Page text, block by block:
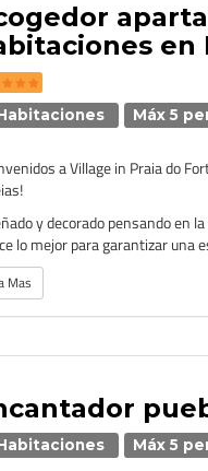
en
Máx 5
a Village in Praia do
y decorado pensando en
lo mejor para garantizar una
Mas
Máx 5